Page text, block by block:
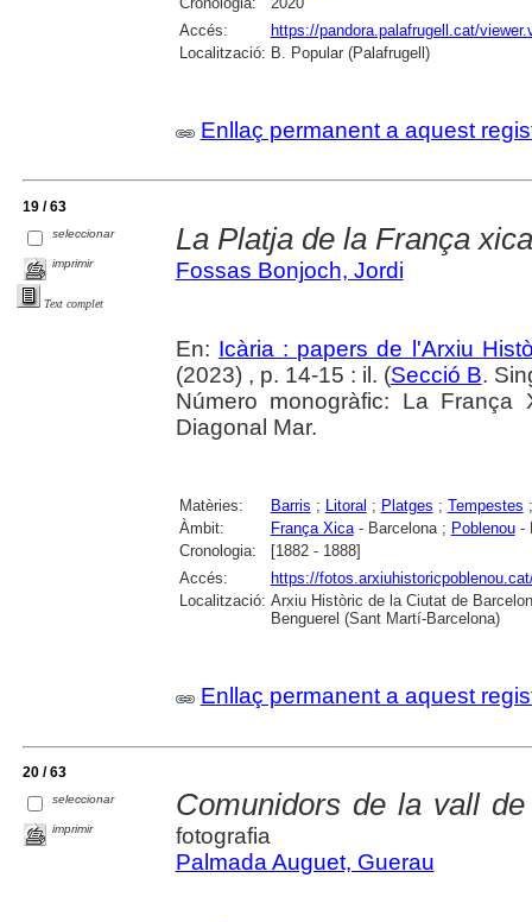
Accés:
https://pandora.palafrugell.cat/
Localització: B. Popular (Palafrugell)
Enllaç permanent a aquest
19 / 63
seleccionar
imprimir
Text complet
La Platja de la França xica
Fossas Bonjoch, Jordi
En: Icària : papers de l'Arxiu
(2023) , p. 14-15 : il. (Secció B.
Número monogràfic: La
Diagonal Mar.
Matèries: Barris ; Litoral ; Platges ; Tempestes
Àmbit:
França Xica- Barcelona ; Poblenou-
Cronologia:
[1882 - 1888]
Accés:
https://
Localització: Arxiu Històric de la Ciutat de
Benguerel (Sant Martí-Barcelona)
Enllaç permanent a aquest
20 / 63
seleccionar
imprimir
Comunidors de la vall
fotografia
Palmada Auguet, Guerau